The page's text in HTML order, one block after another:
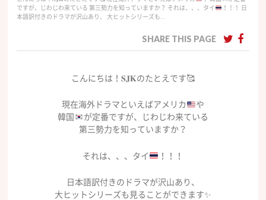
ですが、じわじわ来ている 第三勢力を知っていますか？ それは、、、タイ
！！！ 日
本語訳付きのドラマが沢山あり、 大ヒットシリーズも…
SHARE THIS PAGE
こんにちは！𝐒𝐉𝐊のたとえです🥰
現在海外ドラマといえばアメリカ
や
韓国
が定番ですが、じわじわ来ている
第三勢力を知っていますか？
それは、、、タイ ！！！
日本語訳付きのドラマが沢山あり、
大ヒットシリーズも見ることができます✨